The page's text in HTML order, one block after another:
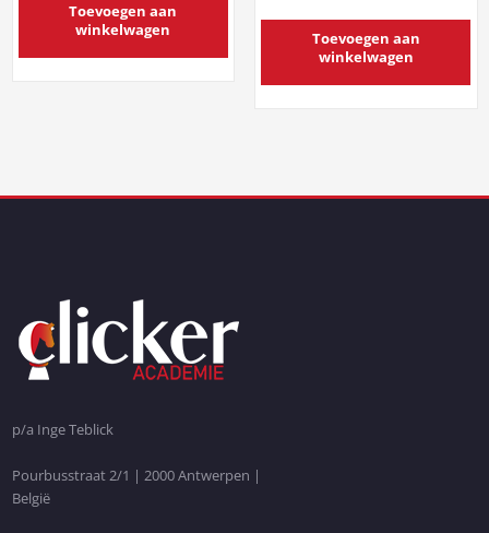
Toevoegen aan
winkelwagen
Toevoegen aan
winkelwagen
p/a Inge Teblick
Pourbusstraat 2/1 | 2000 Antwerpen |
België